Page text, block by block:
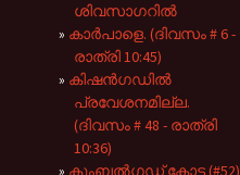
ശിവസാഗറിൽ
കാർപാളെ. (ദിവസം # 6 -
രാത്രി 10:45)
കിഷൻഗഡിൽ
പ്രവേശനമില്ല.
(ദിവസം # 48 - രാത്രി
10:36)
കുംബൽഗഡ് കോട്ട (#52)